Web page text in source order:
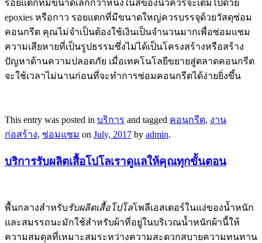
รอยแตกที่มีขนาดเล็กกว่าหนึ่งในสี่ของนิ้วควรจะเต็มไปด้วย
epoxies หรือกาว รอยแตกที่มีขนาดใหญ่ควรบรรจุด้วยวัสดุซ่อม
คอนกรีต คุณไม่จำเป็นต้องใช้เงินเป็นจำนวนมากเพื่อซ่อมแซม
ความเสียหายที่เป็นรูปธรรมซึ่งไม่ได้เป็นโครงสร้างหรือสร้าง
ปัญหาด้านความปลอดภัย เมื่อเทคโนโลยีขยายสู่ตลาดคอนกรีต
จะใช้เวลาไม่นานก่อนที่จะทำการซ่อมคอนกรีตได้ง่ายยิ่งขึ้น
This entry was posted in บริการ and tagged คอนกรีต, งาน
ก่อสร้าง, ซ่อมแซม on July, 2017 by admin.
บริการรับผลิตเสื้อโปโลเราดูแลให้คุณทุกขั้นตอน
พื้นกลางสำหรับรับผลิตเสื้อโปโลโพลีเอสเตอร์ในแง่ของน้ำหนัก
และสมรรถนะมักใช้สำหรับผ้าที่อยู่ในบริเวณน้ำหนักผ้านี้ให้
ความสมดุลที่เหมาะสมระหว่างความสะดวกสบายความทนทาน